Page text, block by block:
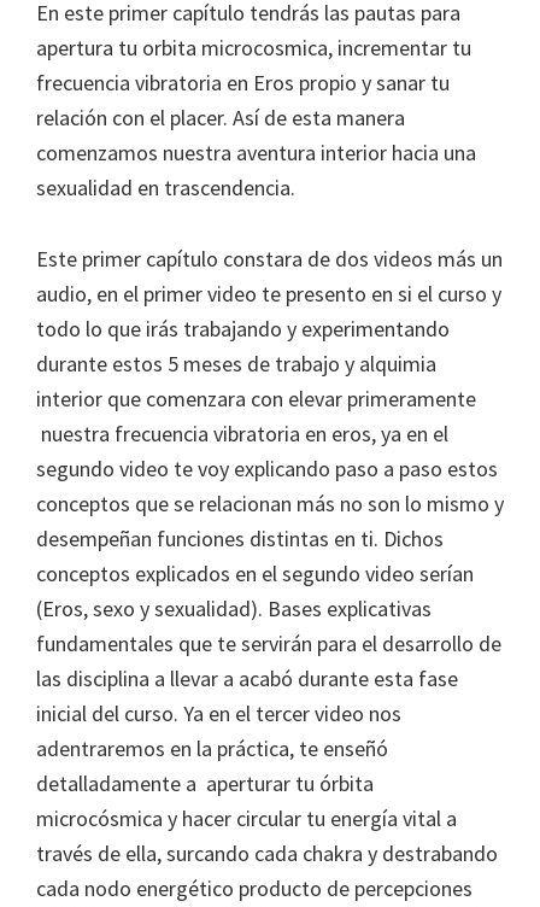
En este primer capítulo tendrás las pautas para
apertura tu orbita microcosmica, incrementar tu
frecuencia vibratoria en Eros propio y sanar tu
relación con el placer. Así de esta manera
comenzamos nuestra aventura interior hacia una
sexualidad en trascendencia.
Este primer capítulo constara de dos videos más un
audio, en el primer video te presento en si el curso y
todo lo que irás trabajando y experimentando
durante estos 5 meses de trabajo y alquimia
interior que comenzara con elevar primeramente
nuestra frecuencia vibratoria en eros, ya en el
segundo video te voy explicando paso a paso estos
conceptos que se relacionan más no son lo mismo y
desempeñan funciones distintas en ti. Dichos
conceptos explicados en el segundo video serían
(Eros, sexo y sexualidad). Bases explicativas
fundamentales que te servirán para el desarrollo de
las disciplina a llevar a acabó durante esta fase
inicial del curso. Ya en el tercer video nos
adentraremos en la práctica, te enseñó
detalladamente a aperturar tu órbita
microcósmica y hacer circular tu energía vital a
través de ella, surcando cada chakra y destrabando
cada nodo energético producto de percepciones